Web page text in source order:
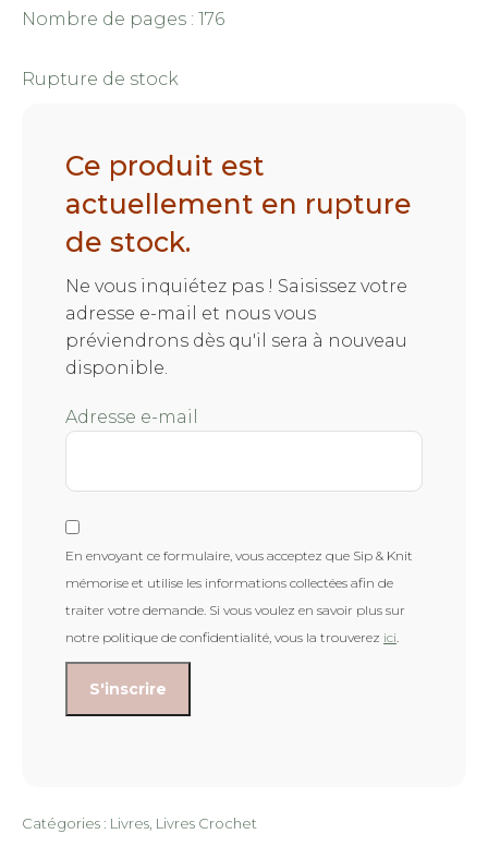
Nombre de pages : 176
Rupture de stock
Ce produit est
actuellement en rupture
de stock.
Ne vous inquiétez pas ! Saisissez votre
adresse e-mail et nous vous
préviendrons dès qu'il sera à nouveau
disponible.
Adresse e-mail
En envoyant ce formulaire, vous acceptez que Sip & Knit
mémorise et utilise les informations collectées afin de
traiter votre demande. Si vous voulez en savoir plus sur
notre politique de confidentialité, vous la trouverez ici
Catégories : Livres Livres Crochet